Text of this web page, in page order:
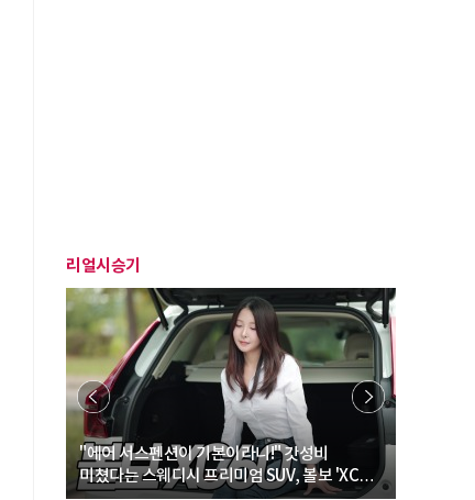
리얼시승기
"에어 서스펜션이 기본이라니!" 갓성비
미쳤다는 스웨디시 프리미엄 SUV, 볼보 'XC60